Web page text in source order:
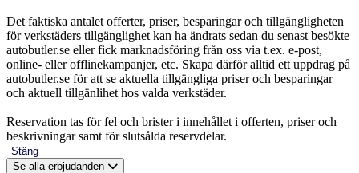
Det faktiska antalet offerter, priser, besparingar och tillgängligheten
för verkstäders tillgänglighet kan ha ändrats sedan du senast besökte
autobutler.se eller fick marknadsföring från oss via t.ex. e-post,
online- eller offlinekampanjer, etc. Skapa därför alltid ett uppdrag på
autobutler.se för att se aktuella tillgängliga priser och besparingar
och aktuell tillgänlihet hos valda verkstäder.
Reservation tas för fel och brister i innehållet i offerten, priser och
beskrivningar samt för slutsålda reservdelar.
Stäng
Se alla erbjudanden